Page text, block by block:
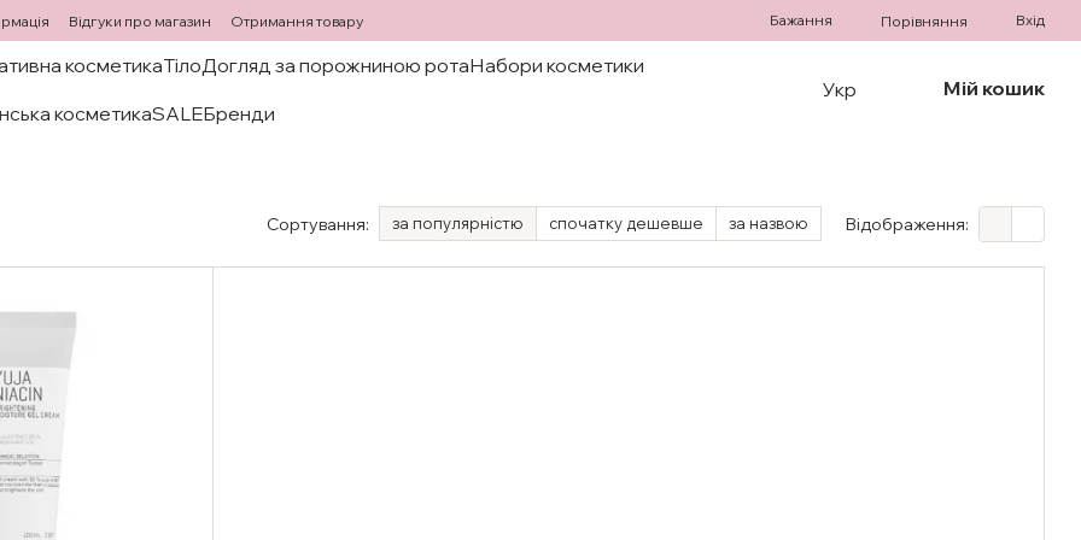
Відгуки про магазин Отримання товару Бажання Порівняння Вхід
косметикаТілоДогляд за порожниною ротаНабори косметики
косметикаSALEБренди
Укр Мій кошик
Сортування: за популярністю спочатку дешевше за назвою Відображення: